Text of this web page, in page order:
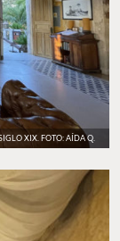
XIX. FOTO: AÍDA Q.